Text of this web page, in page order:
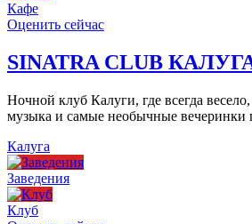
Кафе
Оценить сейчас
SINATRA CLUB
Ночной клуб Калуги, где всегда
музыка и самые необычные вечеринки
Калуга
Заведения
Клуб